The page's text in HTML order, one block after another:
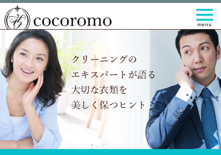
t
o
g
g
l
e
n
a
v
i
g
a
t
i
o
n